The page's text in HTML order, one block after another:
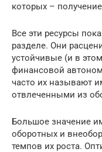
которых –
Все эти ресурсы
разделе. Они
устойчивые (и в
финансовой
часто их называют
отвлеченными из
Большое значение
оборотных и
темпов их роста.